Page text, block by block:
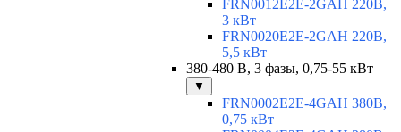
FRN0012E2E-2GAH 220В,
3 кВт
FRN0020E2E-2GAH 220В,
5,5 кВт
380-480 В, 3 фазы, 0,75-55 кВт
▼
FRN0002E2E-4GAH 380В,
0,75 кВт